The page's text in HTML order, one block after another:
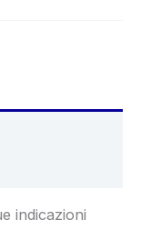
indicazioni